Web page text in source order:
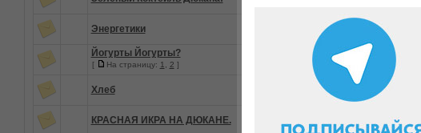
Энергетики Kelly404
Йогурты Йогурты?
[ На страницу: 1 2 ]
surprizova
Хлеб Ninchen
КРАСНАЯ ИКРА НА ДЮКАНЕ. Наворочка